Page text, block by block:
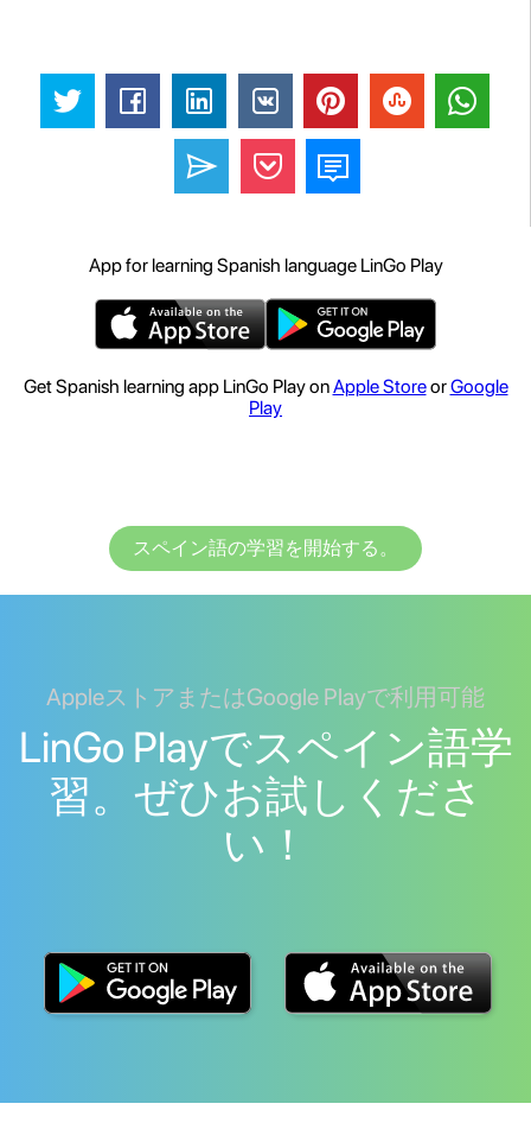
App for learning Spanish language LinGo Play
Get Spanish learning app LinGo Play onApple StoreorGoogle
Play
スペイン語の学習を開始する。
AppleストアまたはGoogle Playで利用可能
LinGo Playでスペイン語学
習。ぜひお試しくださ
い！